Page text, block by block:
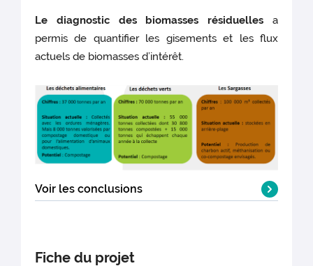
Le diagnostic des biomasses résiduelles a
permis de quantifier les gisements et les flux
actuels de biomasses d’intérêt.
Voir les conclusions
Fiche du projet